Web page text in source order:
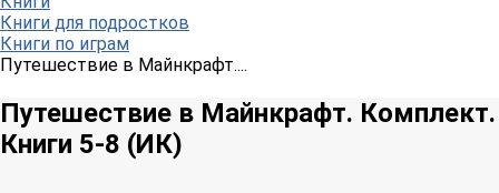
Книги для подростков
Книги по играм
Путешествие в Майнкрафт....
Путешествие в Майнкрафт. Комплект.
Книги 5-8 (ИК)